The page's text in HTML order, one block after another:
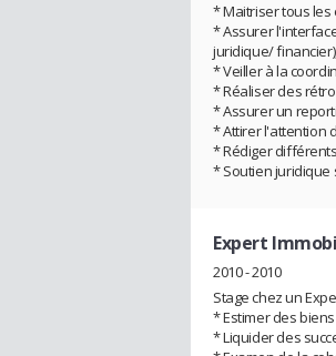
* Maitriser tous les
* Assurer
juridique/
* Veiller à la
* Réaliser des
* Assurer un
* Attirer l'attention
* Rédiger
* Soutien juridique
Expert
2010 - 2010
Stage chez un
* Estimer des
* Liquider des